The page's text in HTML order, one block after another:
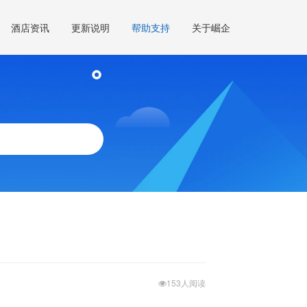
酒店资讯 更新说明 帮助支持 关于崛企
153人阅读